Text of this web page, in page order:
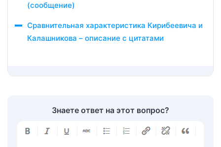
(сообщение)
Сравнительная характеристика Кирибеевича и
Калашникова – описание с цитатами
Знаете ответ на этот вопрос?